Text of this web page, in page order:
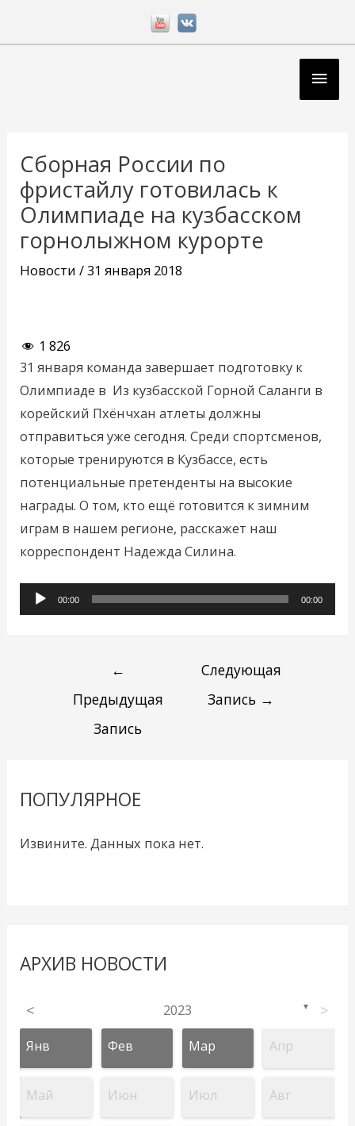
Сборная России по
фристайлу готовилась к
Олимпиаде на кузбасском
горнолыжном курорте
Новости /31 января 2018
1 826
31 января команда завершает подготовку к
Олимпиаде в Из кузбасской Горной Саланги в
корейский Пхёнчхан атлеты должны
отправиться уже сегодня. Среди спортсменов,
которые тренируются в Кузбассе, есть
потенциальные претенденты на высокие
награды. О том, кто ещё готовится к зимним
играм в нашем регионе, расскажет наш
корреспондент Надежда Силина.
Аудиоплеер
00:00 00:00
записям
←
Предыдущая
Запись
Следующая
Запись →
ПОПУЛЯРНОЕ
Извините. Данных пока нет.
АРХИВ НОВОСТИ
< 2023 ▼ >
Янв Фев Мар Апр
Май Июн Июл Авг